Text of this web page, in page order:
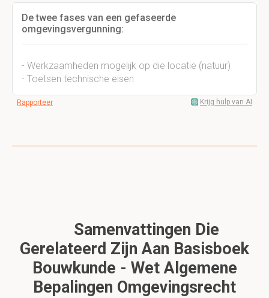
De twee fases van een gefaseerde
omgevingsvergunning:
- Werkzaamheden mogelijk op die locatie (natuur)
- Toetsen technische eisen
Rapporteer Krijg hulp van AI
Samenvattingen Die
Gerelateerd Zijn Aan Basisboek
Bouwkunde - Wet Algemene
Bepalingen Omgevingsrecht